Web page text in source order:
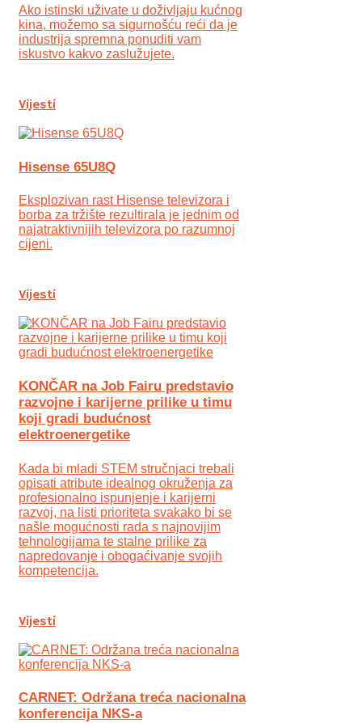
Ako istinski uživate u doživljaju kućnog
kina, možemo sa sigurnošću reći da je
industrija spremna ponuditi vam
iskustvo kakvo zaslužujete.
Vijesti
Hisense 65U8Q
Eksplozivan rast Hisense televizora i
borba za tržište rezultirala je jednim od
najatraktivnijih televizora po razumnoj
cijeni.
Vijesti
KONČAR na Job Fairu predstavio
razvojne i karijerne prilike u timu
koji gradi budućnost
elektroenergetike
Kada bi mladi STEM stručnjaci trebali
opisati atribute idealnog okruženja za
profesionalno ispunjenje i karijerni
razvoj, na listi prioriteta svakako bi se
našle mogućnosti rada s najnovijim
tehnologijama te stalne prilike za
napredovanje i obogaćivanje svojih
kompetencija.
Vijesti
CARNET: Održana treća nacionalna
konferencija NKS-a